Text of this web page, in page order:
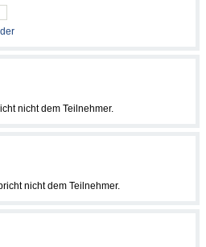
nicht dem Teilnehmer.
nicht dem Teilnehmer.